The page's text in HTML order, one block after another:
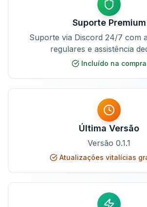
Suporte Premium
Suporte via Discord 24/7 com
regulares e assistência
Incluído na compra
Última Versão
Versão 0.1.1
Atualizações vitalícias